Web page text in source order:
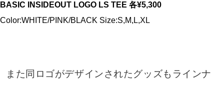
BASIC INSIDEOUT LOGO LS TEE 各¥5,300
Color:WHITE/PINK/BLACK Size:S,M,L,XL
また同ロゴがデザインされたグッズもラインナ